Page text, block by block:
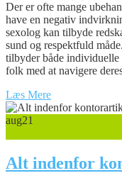
Der er ofte mange
have en negativ
sexolog kan tilbyde
sund og respektfuld
tilbyder både
folk med at navigere
Læs Mere
aug21
Alt indenfor